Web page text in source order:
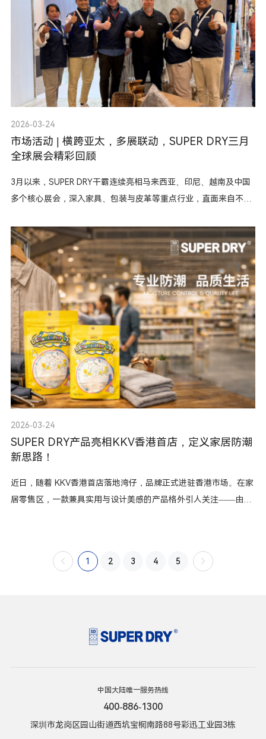
2026-03-24
市场活动 | 横跨亚太，多展联动，SUPER DRY三月
全球展会精彩回顾
3月以来，SUPER DRY干霸连续亮相马来西亚、印尼、越南及中国
多个核心展会，深入家具、包装与皮革等重点行业，直面来自不同
2026-03-24
SUPER DRY产品亮相KKV香港首店，定义家居防潮
新思路！
近日，随着 KKV香港首店落地湾仔，品牌正式进驻香港市场。在家
居零售区，一款兼具实用与设计美感的产品格外引人关注——由SU
1 2 3 4 5
中国大陆唯一服务热线
400-886-1300
深圳市龙岗区园山街道西坑宝桐南路88号彩迅工业园3栋